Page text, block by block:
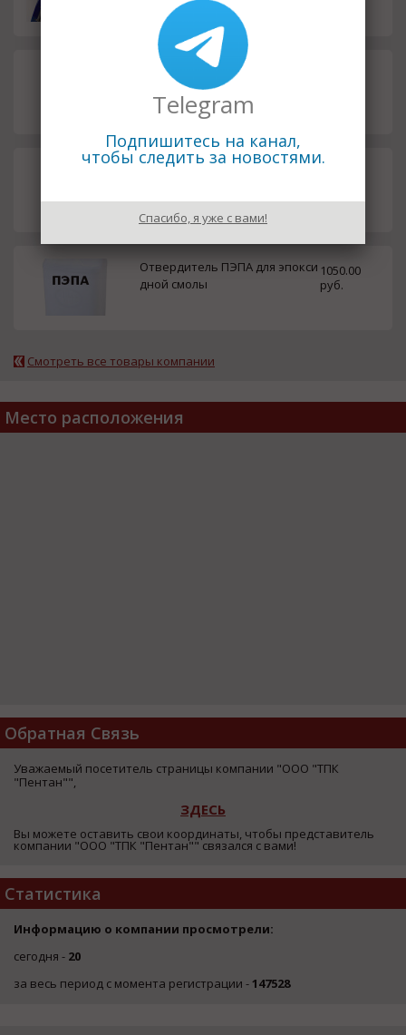
Преобразователь ржавчины 1
0 литров
Изопропанол абсолютирован
Отвердитель ПЭПА для эпокси
дной смолы
1050.00
руб.
Смотреть все товары компании
Место расположения
Обратная Связь
Уважаемый посетитель страницы компании "ООО "ТПК
"Пентан"",
ЗДЕСЬ
Вы можете оставить свои координаты, чтобы представитель
компании "ООО "ТПК "Пентан"" связался с вами!
Статистика
Информацию о компании просмотрели:
сегодня - 20
за весь период с момента регистрации -147528
Telegram
Подпишитесь на канал,
чтобы следить за новостями.
Спасибо, я уже с вами!